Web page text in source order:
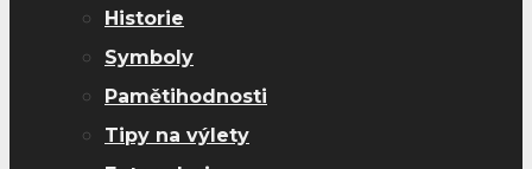
Historie
Symboly
Pamětihodnosti
Tipy na výlety